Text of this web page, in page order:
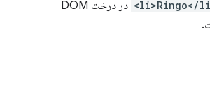
در درخت DOM